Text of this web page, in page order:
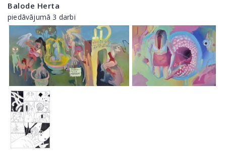
Balode Herta
piedāvājumā 3 darbi